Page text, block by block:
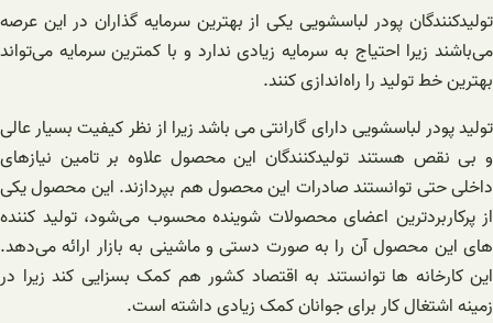
تولیدکنندگان پودر لباسشویی یکی از بهترین سرمایه گذاران در این عرصه
می‌باشند زیرا احتیاج به سرمایه زیادی ندارد و با کمترین سرمایه می‌تواند
بهترین خط تولید را راه‌اندازی کنند.
تولید پودر لباسشویی دارای گارانتی می باشد زیرا از نظر کیفیت بسیار عالی
و بی نقص هستند تولیدکنندگان این محصول علاوه بر تامین نیازهای
داخلی حتی توانستند صادرات این محصول هم بپردازند. این محصول یکی
از پرکاربردترین اعضای محصولات شوینده محسوب می‌شود، تولید کننده
های این محصول آن را به صورت دستی و ماشینی به بازار ارائه می‌دهد.
این کارخانه ها توانستند به اقتصاد کشور هم کمک بسزایی کند زیرا در
زمینه اشتغال کار برای جوانان کمک زیادی داشته است.